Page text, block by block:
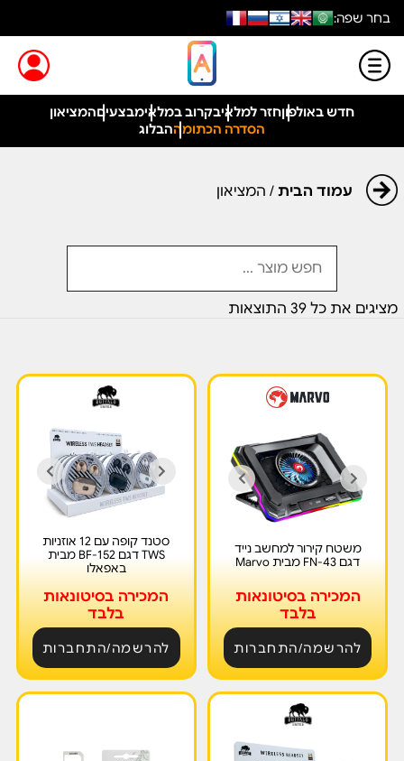
בחר שפה:
חדש באולפוןחזר למלאיבקרוב במלאימבצעיםהמציאון
הסדרה הכתומההבלוג
עמוד הבית/ המציאון
מציגים את כל ⁦39⁩ התוצאות
משטח קירור למחשב נייד
דגם FN-43 מבית Marvo
המכירה בסיטונאות
בלבד
להרשמה/התחברות
סטנד קופה עם 12 אוזניות
TWS דגם BF-152 מבית
באפאלו
המכירה בסיטונאות
בלבד
להרשמה/התחברות